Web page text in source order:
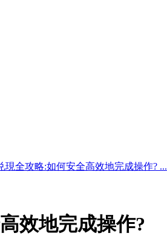
現全攻略:如何安全高效地完成操作? ...
效地完成操作?